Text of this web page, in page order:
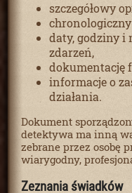
szczegółowy
daty, godziny i
zdarzeń,
dokumentację
informacje o
działania.
Dokument
detektywa ma inną
zebrane przez osobę
wiarygodny,
Zeznania świadków